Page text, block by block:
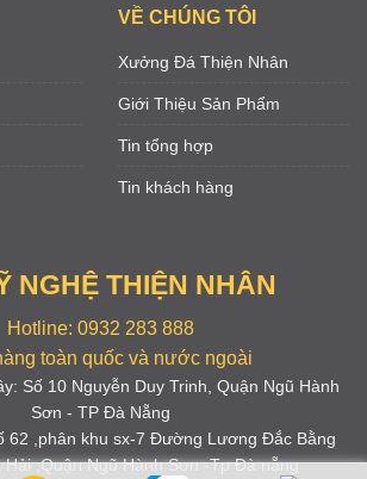
VỀ CHÚNG TÔI
Xưởng Đá Thiện Nhân
Giới Thiệu Sản Phẩm
Tin tổng hợp
Tin khách hàng
NGHỆ THIỆN NHÂN
Hotline: 0932 283 888
toàn quốc và nước ngoài
Số 10 Nguyễn Duy Trinh, Quận Ngũ Hành
Sơn - TP Đà Nẵng
62 ,phân khu sx-7 Đường Lương Đắc Bằng
,Quận Ngũ Hành Sơn -Tp Đà nẵng